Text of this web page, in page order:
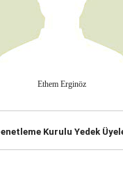
Ethem Erginöz
Kurulu Yedek